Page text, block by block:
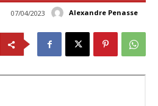
Alexandre Penasse
07/04/2023